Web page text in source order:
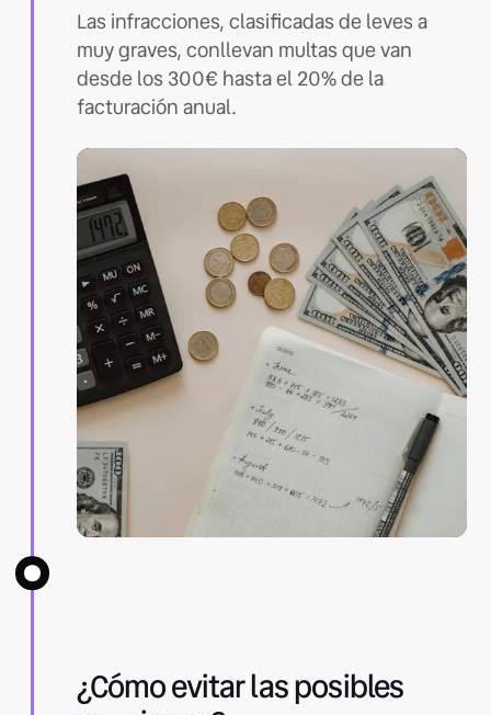
Las infracciones, clasificadas de leves a
muy graves, conllevan multas que van
desde los 300€ hasta el 20% de la
facturación anual.
¿Cómo evitar las posibles